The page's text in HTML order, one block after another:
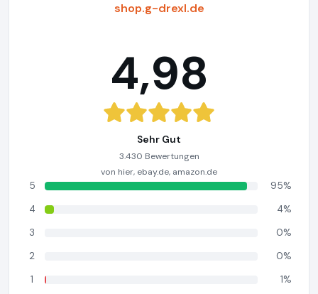
shop.g-drexl.de
4,98
Sehr Gut
3.430 Bewertungen
von hier, ebay.de, amazon.de
5
95%
4
4%
3
0%
2
0%
1
1%